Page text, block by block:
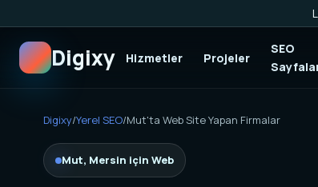
Digixy Hizmetler Projeler
SEO
Digixy/Yerel SEO/Mut'ta Web Site Yapan Firmalar
Mut, Mersin için Web